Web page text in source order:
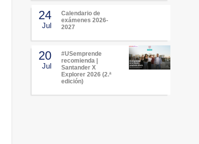
24
Jul
Calendario de
exámenes 2026-
2027
20
Jul
#USemprende
recomienda |
Santander X
Explorer 2026 (2.ª
edición)